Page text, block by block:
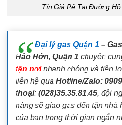
Tín Giá Rẻ Tại Đường Hồ
Đại lý gas Quận 1 –
Hảo Hớn, Quận 1 chuyên
tận nơinhanh chóng và tiện
liên hệ qua Hotline/Zalo:
thoại: (028)35.35.81.45, đội
hàng sẽ giao gas đến tận nhà
của bạn trong thời gian ngắn